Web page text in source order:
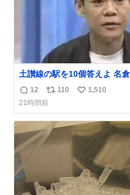
土讃線の駅を10個答えよ 名倉「ほんまごめ
ん、」 ↑正解（御免駅）
返
信
数
12
リ
ポ
ス
ト
数
110
い
ね
数
1,510
21時間前